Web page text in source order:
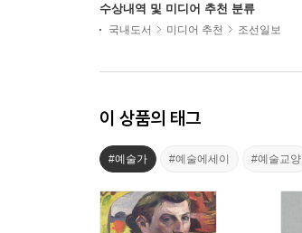
수상내역 및 미디어 추천 분류
국내도서 미디어 추천 조선일보
이 상품의 태그
#예술가 #예술에세이 #예술교양